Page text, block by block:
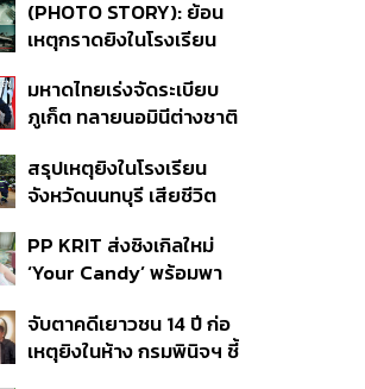
สัมพันธ์สุด Toxic
(PHOTO STORY): ย้อน
เหตุกราดยิงในโรงเรียน
นักเรียน
มหาดไทยเร่งจัดระเบียบ
ภูเก็ต ทลายนอมินีต่างชาติ
ที่ดิน เคลียร์ใบอนุญาต
โรงแรมค้าง 7 ปี
สรุปเหตุยิงในโรงเรียน
จังหวัดนนทบุรี เสียชีวิต
ปมค้นประวัติคดีกราดยิงที่
สหรัฐฯ
PP KRIT ส่งซิงเกิลใหม่
‘Your Candy’ พร้อมพา
สิกวิดีโอ
จับตาคดีเยาวชน 14 ปี ก่อ
เหตุยิงในห้าง กรมพินิจฯ ชี้